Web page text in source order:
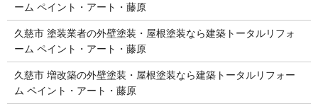
ーム ペイント・アート・藤原
久慈市 塗装業者の外壁塗装・屋根塗装なら建築トータルリフォ
ーム ペイント・アート・藤原
久慈市 増改築の外壁塗装・屋根塗装なら建築トータルリフォー
ム ペイント・アート・藤原